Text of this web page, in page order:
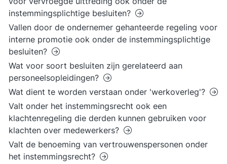
instemmingsplichtige besluiten?
Vallen door de ondernemer gehanteerde regeling voor
interne promotie ook onder de instemmingsplichtige
besluiten?
Wat voor soort besluiten zijn gerelateerd aan
personeelsopleidingen?
Wat dient te worden verstaan onder 'werkoverleg'?
Valt onder het instemmingsrecht ook een
klachtenregeling die derden kunnen gebruiken voor
klachten over medewerkers?
Valt de benoeming van vertrouwenspersonen onder
het instemmingsrecht?